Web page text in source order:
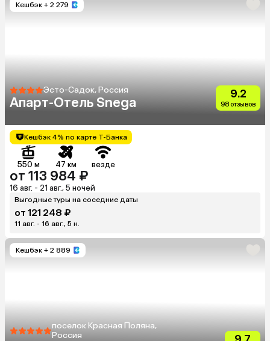
Кешбэк + 2 279
Эсто-Садок, Россия
Апарт-Отель Snega
9.2
98 отзывов
Кешбэк 4% по карте Т-Банка
550 м 47 км везде
от 113 984 ₽
16 авг. - 21 авг., 5 ночей
Выгодные туры на соседние даты
от 121 248 ₽
11 авг. - 16 авг., 5 н.
Кешбэк + 2 889
поселок Красная Поляна,
Россия